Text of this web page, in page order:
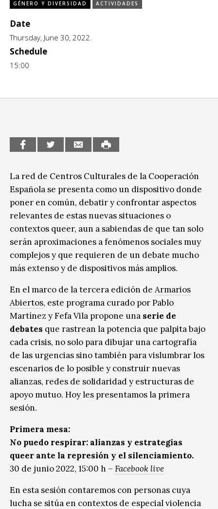
Espacio itinerante de lectura infantil
Formación
Género y Diversidad
Música
GÉNERO Y DIVERSIDAD ACTIVIDADES
Date
Thursday, June 30, 2022.
Schedule
15:00
La red de Centros Culturales de la Cooperación
Española se presenta como un dispositivo donde
poner en común, debatir y confrontar aspectos
relevantes de estas nuevas situaciones o
contextos queer, aun a sabiendas de que tan solo
serán aproximaciones a fenómenos sociales muy
complejos y que requieren de un debate mucho
más extenso y de dispositivos más amplios.
En el marco de la tercera edición de Armarios
Abiertos, este programa curado por Pablo
Martínez y Fefa Vila propone una serie de
debates que rastrean la potencia que palpita bajo
cada crisis, no solo para dibujar una cartografía
de las urgencias sino también para vislumbrar los
escenarios de lo posible y construir nuevas
alianzas, redes de solidaridad y estructuras de
apoyo mutuo. Hoy les presentamos la primera
sesión.
Primera mesa:
No puedo respirar: alianzas y estrategias
queer ante la represión y el silenciamiento.
30 de junio 2022, 15:00 h – Facebook live
En esta sesión contaremos con personas cuya
lucha se sitúa en contextos de especial violencia